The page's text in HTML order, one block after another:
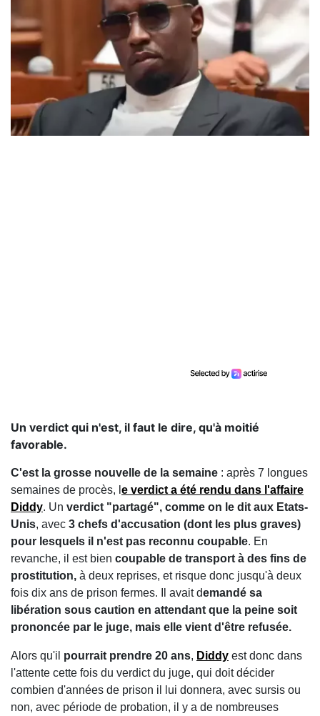
Un verdict qui n'est, il faut le dire, qu'à moitié
favorable.
C'est la grosse nouvelle de la semaine : après 7 longues
semaines de procès, l e verdict a été rendu dans l'affaire
Diddy. Un verdict "partagé", comme on le dit aux Etats-
Unis, avec 3 chefs d'accusation (dont les plus graves)
pour lesquels il n'est pas reconnu coupable. En
revanche, il est bien coupable de transport à des fins de
prostitution, à deux reprises, et risque donc jusqu'à deux
fois dix ans de prison fermes. Il avait demandé sa
libération sous caution en attendant que la peine soit
prononcée par le juge, mais elle vient d'être refusée.
Alors qu'il pourrait prendre 20 ans, Diddy est donc dans
l'attente cette fois du verdict du juge, qui doit décider
combien d'années de prison il lui donnera, avec sursis ou
non, avec période de probation, il y a de nombreuses